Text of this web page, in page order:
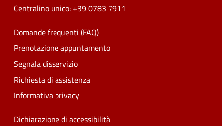
Centralino unico: +39 0783 7911
Domande frequenti (FAQ)
Prenotazione appuntamento
Segnala disservizio
Richiesta di assistenza
Informativa privacy
Dichiarazione di accessibilità